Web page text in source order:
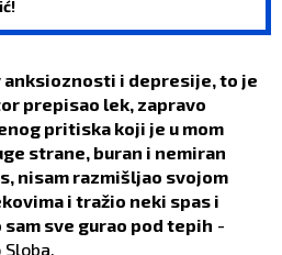
i depresije, to je
prepisao lek, zapravo
pritiska koji je u mom
strane, buran i nemiran
nisam razmišljao svojom
i tražio neki spas i
sam sve gurao pod tepih -